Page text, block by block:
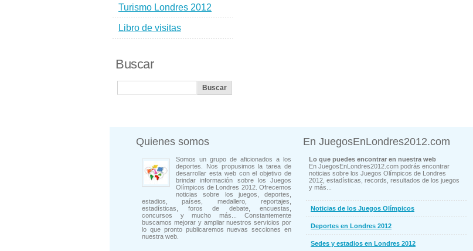
Turismo Londres 2012
Libro de visitas
Buscar
Quienes somos
Somos un grupo de aficionados a los
deportes. Nos propusimos la tarea de
desarrollar esta web con el objetivo de
brindar información sobre los Juegos
Olímpicos de Londres 2012. Ofrecemos
noticias sobre los juegos, deportes,
estadios, países, medallero, reportajes,
estadísticas, foros de debate, encuestas,
concursos y mucho más... Constantemente
buscamos mejorar y ampliar nuestros servicios por
lo que pronto publicaremos nuevas secciones en
nuestra web.
En JuegosEnLondres2012.com
Lo que puedes encontrar en nuestra web
En JuegosEnLondres2012.com podrás encontrar
noticias sobre los Juegos Olímpicos de Londres
2012, estadísticas, records, resultados de los juegos
y más...
Noticias de los Juegos Olímpicos
Deportes en Londres 2012
Sedes y estadios en Londres 2012